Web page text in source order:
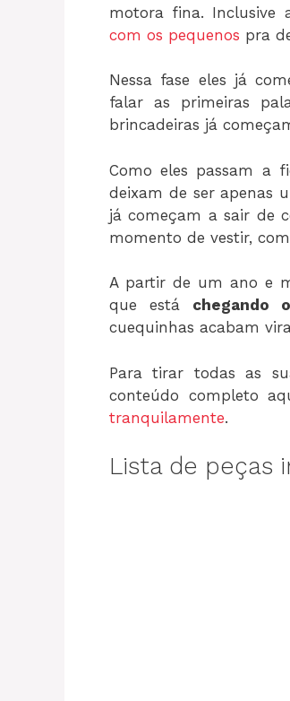
motora fina. Inclusive
com os pequenos pra
Nessa fase eles já
falar as primeiras
brincadeiras já
Como eles passam a
deixam de ser apenas
já começam a sair de
momento de vestir,
A partir de um ano e
que está chegando
cuequinhas acabam
Para tirar todas as
conteúdo completo
tranquilamente.
Lista de peças